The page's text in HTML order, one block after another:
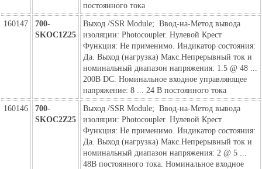
постоянного тока
160147
700-
SKOC1Z25
Выход /SSR Module; Ввод-на-Метод вывода
изоляции: Photocoupler. Нулевой Крест
Функция: Не применимо. Индикатор состояния:
Да. Выход (нагрузка) Макс.Непрерывный ток и
номинальный диапазон напряжения: 1.5 @ 48 ...
200В DC. Номинальное входное управляющее
напряжение: 8 ... 24 В постоянного тока
160146
700-
SKOC2Z25
Выход /SSR Module; Ввод-на-Метод вывода
изоляции: Photocoupler. Нулевой Крест
Функция: Не применимо. Индикатор состояния:
Да. Выход (нагрузка) Макс.Непрерывный ток и
номинальный диапазон напряжения: 2 @ 5 ...
48В постоянного тока. Номинальное входное